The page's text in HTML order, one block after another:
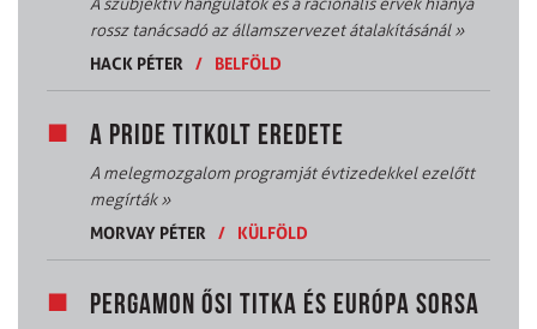
rossz tanácsadó az államszervezet átalakításánál»
HACK PÉTER
/ BELFÖLD
A PRIDE TITKOLT EREDETE
A melegmozgalom programját évtizedekkel ezelőtt
megírták»
MORVAY PÉTER
/ KÜLFÖLD
PERGAMON ŐSI TITKA ÉS EURÓPA SORSA